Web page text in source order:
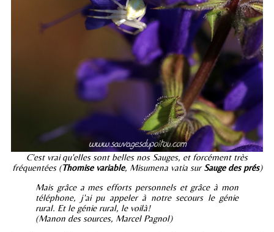
C'est vrai qu'elles sont belles nos Sauges, et forcément très
fréquentées (Thomise variable, Misumena vatia surSauge des prés)
Mais grâce a mes efforts personnels et grâce à mon
téléphone, j'ai pu appeler à notre secours le génie
rural. Et le génie rural, le voilà!
(Manon des sources, Marcel Pagnol)